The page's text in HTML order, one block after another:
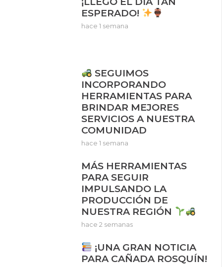
ESPERADO!
hace 1 semana
SEGUIMOS
INCORPORANDO
HERRAMIENTAS PARA
BRINDAR MEJORES
SERVICIOS A NUESTRA
COMUNIDAD
hace 1 semana
MÁS HERRAMIENTAS
PARA SEGUIR
IMPULSANDO LA
PRODUCCIÓN DE
NUESTRA REGIÓN
hace 2 semanas
¡UNA GRAN NOTICIA
PARA CAÑADA ROSQUÍN!